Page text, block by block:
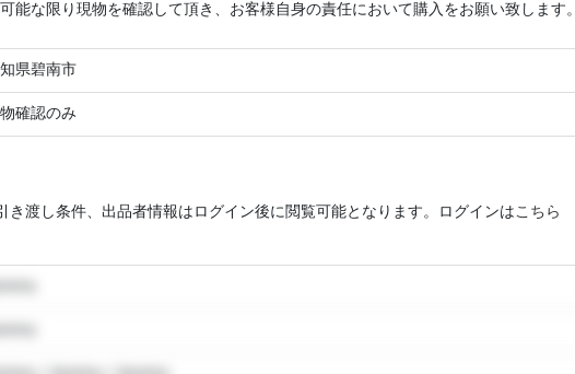
可能な限り現物を確認して頂き、お客様自身の責任において購入をお願い致します。
県碧南市
確認のみ
き渡し条件、出品者情報はログイン後に閲覧可能となります。ログインは こちら